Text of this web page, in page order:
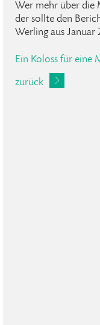
Wer mehr über die
der sollte den
Werling aus Januar
Ein Koloss für eine
zurück